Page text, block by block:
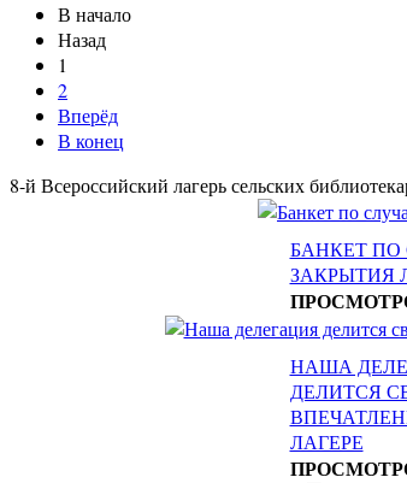
В начало
Назад
1
2
Вперёд
В конец
8-й Всероссийский лагерь сельских
БАНКЕТ
ЗАКРЫТИЯ
НАША
ДЕЛИТСЯ
ЛАГЕРЕ